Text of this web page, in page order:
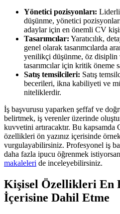
Yönetici pozisyonları:
düşünme, yönetici
adaylar için en önemli CV
Tasarımcılar: Yaratıcılık,
genel olarak tasarımcılarda
yenilikçi düşünme, öz disiplin
tasarımcılar için kritik öneme
Satış temsilcileri: Satış
becerileri, ikna kabiliyeti ve
niteliklerdir.
İş başvurusu yaparken şeffaf ve
belirtmek, iş verenler üzerinde
kuvvetini artıracaktır. Bu
özellikleri ön yazınız içerisinde
vurgulayabilirsiniz. Profesyonel iş
daha fazla ipucu öğrenmek
makaleleri de inceleyebilirsiniz.
Kişisel Özellikleri En
İçerisine Dahil Etme